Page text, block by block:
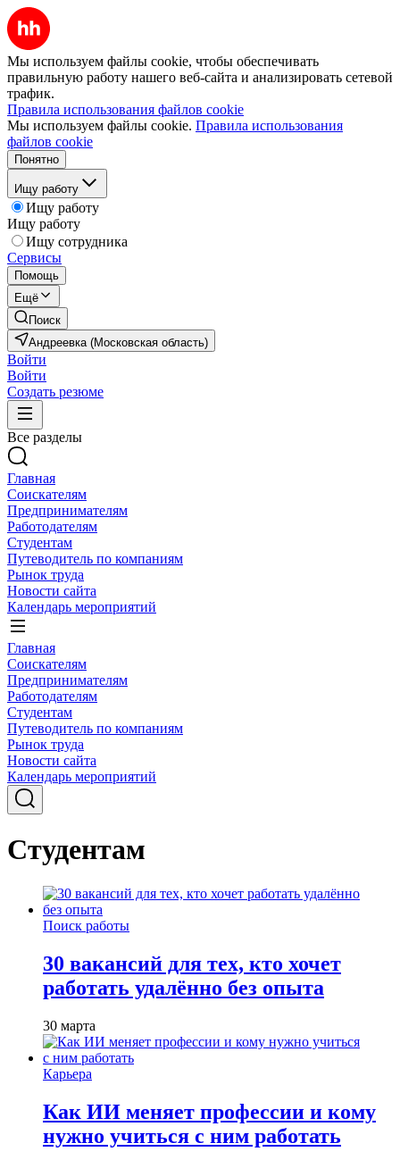
Мы используем файлы cookie, чтобы обеспечивать
правильную работу нашего веб-сайта и анализировать сетевой
трафик.
Правила использования файлов cookie
Мы используем файлы cookie. Правила использования
файлов cookie
Понятно
Ищу работу
Ищу работу
Ищу работу
Ищу сотрудника
Сервисы
Помощь
Ещё
Поиск
Андреевка (Московская область)
Войти
Войти
Создать резюме
Все разделы
Главная
Соискателям
Предпринимателям
Работодателям
Студентам
Путеводитель по компаниям
Рынок труда
Новости сайта
Календарь мероприятий
Главная
Соискателям
Предпринимателям
Работодателям
Студентам
Путеводитель по компаниям
Рынок труда
Новости сайта
Календарь мероприятий
Студентам
Поиск работы
30 вакансий для тех, кто хочет
работать удалённо без опыта
30 марта
Карьера
Как ИИ меняет профессии и кому
нужно учиться с ним работать